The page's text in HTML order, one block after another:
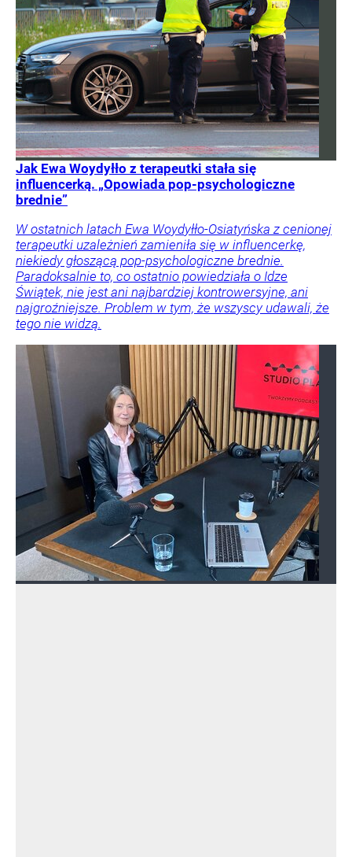
Jak Ewa Woydyłło z terapeutki stała się
influencerką. „Opowiada pop-psychologiczne
brednie”
W ostatnich latach Ewa Woydyłło-Osiatyńska z cenionej
terapeutki uzależnień zamieniła się w influencerkę,
niekiedy głoszącą pop-psychologiczne brednie.
Paradoksalnie to, co ostatnio powiedziała o Idze
Świątek, nie jest ani najbardziej kontrowersyjne, ani
najgroźniejsze. Problem w tym, że wszyscy udawali, że
tego nie widzą.